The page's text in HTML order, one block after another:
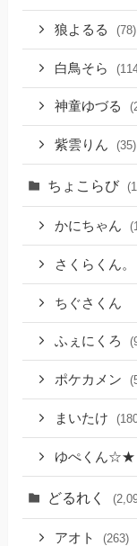
狼よるる (78)
白鳥そら
神童ゆづる
紫雲りん (35)
ちょこらび
かにちゃん
さくらくん。
ちぐさくん
ふぇにくろ
ポケカメン
まいたけ
ゆぺくん☆★
どるれく
アオト (263)